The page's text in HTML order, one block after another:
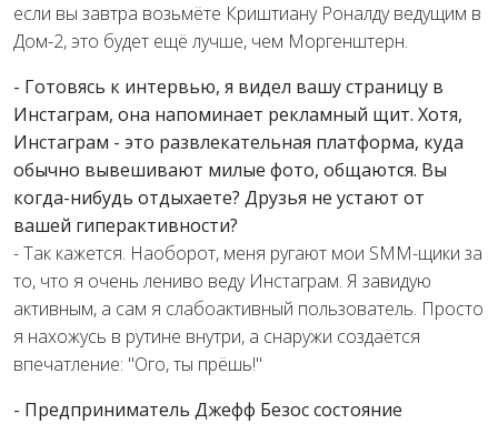
если вы завтра возьмёте Криштиану Роналду ведущим в
Дом-2, это будет ещё лучше, чем Моргенштерн.
- Готовясь к интервью, я видел вашу страницу в
Инстаграм, она напоминает рекламный щит. Хотя,
Инстаграм - это развлекательная платформа, куда
обычно вывешивают милые фото, общаются. Вы
когда-нибудь отдыхаете? Друзья не устают от
вашей гиперактивности?
- Так кажется. Наоборот, меня ругают мои SMM-щики за
то, что я очень лениво веду Инстаграм. Я завидую
активным, а сам я слабоактивный пользователь. Просто
я нахожусь в рутине внутри, а снаружи создаётся
впечатление: "Ого, ты прёшь!"
- Предприниматель Джефф Безос состояние